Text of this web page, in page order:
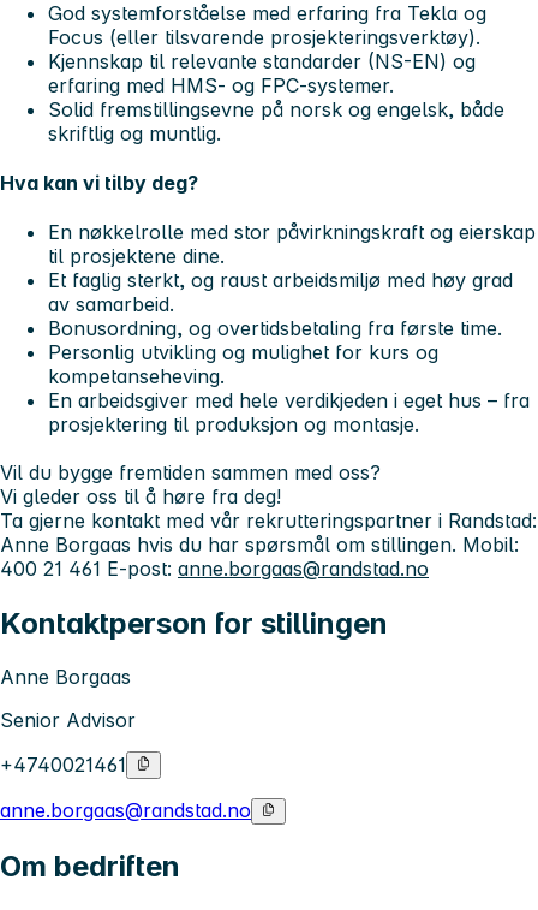
God systemforståelse med erfaring fra Tekla og
Focus (eller tilsvarende prosjekteringsverktøy).
Kjennskap til relevante standarder (NS-EN) og
erfaring med HMS- og FPC-systemer.
Solid fremstillingsevne på norsk og engelsk, både
skriftlig og muntlig.
Hva kan vi tilby deg?
En nøkkelrolle med stor påvirkningskraft og eierskap
til prosjektene dine.
Et faglig sterkt, og raust arbeidsmiljø med høy grad
av samarbeid.
Bonusordning, og overtidsbetaling fra første time.
Personlig utvikling og mulighet for kurs og
kompetanseheving.
En arbeidsgiver med hele verdikjeden i eget hus – fra
prosjektering til produksjon og montasje.
Vil du bygge fremtiden sammen med oss?
Vi gleder oss til å høre fra deg!
Ta gjerne kontakt med vår rekrutteringspartner i Randstad:
Anne Borgaas hvis du har spørsmål om stillingen. Mobil:
400 21 461 E-post: anne.borgaas@randstad.no
Kontaktperson for stillingen
Anne Borgaas
Senior Advisor
+4740021461
anne.borgaas@randstad.no
Om bedriften